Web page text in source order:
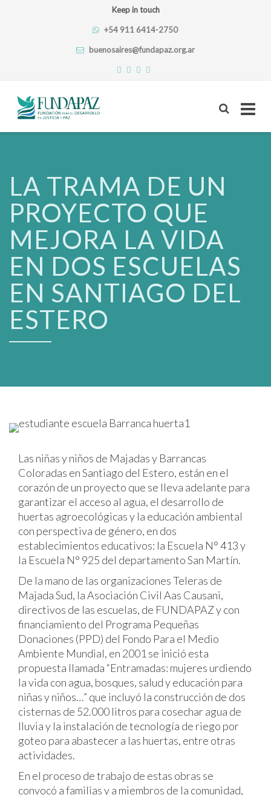
Keep in touch
+54 911 6414-2750
buenosaires@fundapaz.org.ar
Skip
LA TRAMA DE UN
PROYECTO QUE
MEJORA LA VIDA
EN DOS ESCUELAS
EN SANTIAGO DEL
ESTERO
Las niñas y niños de Majadas y Barrancas
Coloradas en Santiago del Estero, están en el
corazón de un proyecto que se lleva adelante para
garantizar el acceso al agua, el desarrollo de
huertas agroecológicas y la educación ambiental
con perspectiva de género, en dos
establecimientos educativos: la Escuela N° 413 y
la Escuela N° 925 del departamento San Martín.
De la mano de las organizaciones Teleras de
Majada Sud, la Asociación Civil Aas Causani,
directivos de las escuelas, de FUNDAPAZ y con
financiamiento del Programa Pequeñas
Donaciones (PPD) del Fondo Para el Medio
Ambiente Mundial, en 2001 se inició esta
propuesta llamada “Entramadas: mujeres urdiendo
la vida con agua, bosques, salud y educación para
niñas y niños…” que incluyó la construcción de dos
cisternas de 52.000 litros para cosechar agua de
lluvia y la instalación de tecnología de riego por
goteo para abastecer a las huertas, entre otras
actividades.
En el proceso de trabajo de estas obras se
convocó a familias y a miembros de la comunidad,